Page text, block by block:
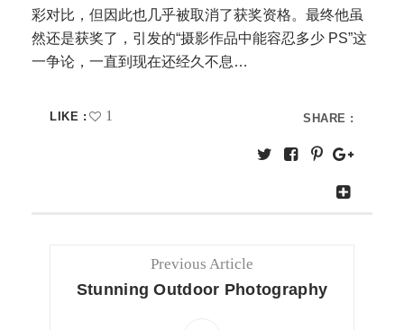
彩对比，但因此也几乎被取消了获奖资格。最终他虽
然还是获奖了，引发的“摄影作品中能容忍多少 PS”这
一争论，一直到现在还经久不息…
LIKE : 1 SHARE :
Previous Article
Stunning Outdoor Photography